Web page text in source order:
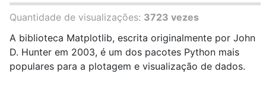
Quantidade de visualizações: 3723 vezes
A biblioteca Matplotlib, escrita originalmente por John
D. Hunter em 2003, é um dos pacotes Python mais
populares para a plotagem e visualização de dados.